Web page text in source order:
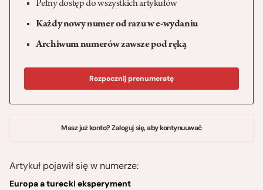
Pełny dostęp do wszystkich artykułów
Każdy nowy numer od razu w e-wydaniu
Archiwum numerów zawsze pod ręką
Rozpocznij prenumeratę
Masz już konto? Zaloguj się, aby kontynuuwać
Artykuł pojawił się w numerze:
Europa a turecki eksperyment